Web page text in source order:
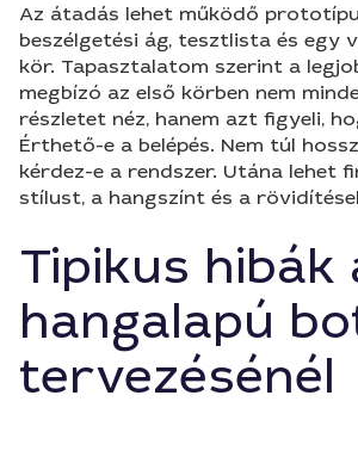
Az átadás lehet működő
beszélgetési ág, tesztlista és egy
kör. Tapasztalatom szerint a
megbízó az első körben nem
részletet néz, hanem azt figyeli,
Érthető-e a belépés. Nem túl
kérdez-e a rendszer. Utána lehet
stílust, a hangszínt és a
Tipikus hibák
hangalapú
tervezésénél